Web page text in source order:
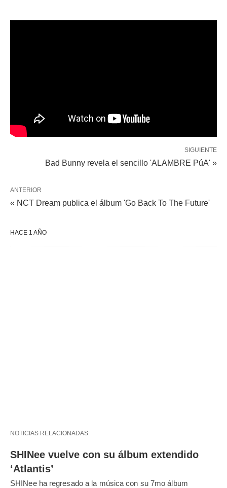
SIGUIENTE
Bad Bunny revela el sencillo 'ALAMBRE PúA' »
ANTERIOR
« NCT Dream publica el álbum 'Go Back To The Future'
HACE 1 AÑO
NOTICIAS RELACIONADAS
SHINee vuelve con su álbum extendido
‘Atlantis’
SHINee ha regresado a la música con su 7mo álbum